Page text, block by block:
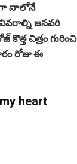
నాలోనే
వివరాల్ని జనవరి
చిత్రం గురించి
రోజు ఈ
heart